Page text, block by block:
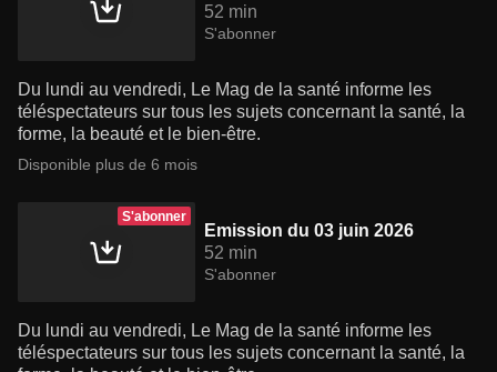
52 min
S'abonner
Du lundi au vendredi, Le Mag de la santé informe les
téléspectateurs sur tous les sujets concernant la santé, la
forme, la beauté et le bien-être.
Disponible plus de 6 mois
S'abonner
Emission du 03 juin 2026
52 min
S'abonner
Du lundi au vendredi, Le Mag de la santé informe les
téléspectateurs sur tous les sujets concernant la santé, la